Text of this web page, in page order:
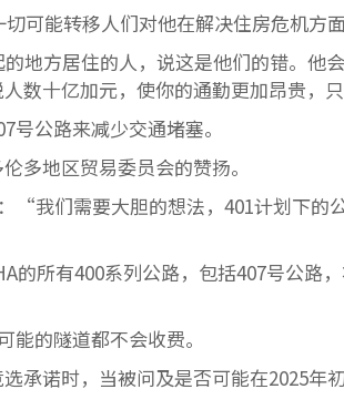
可能转移人们对他在解决住房危机方
地方居住的人，说这是他们的错。他
数十亿加元，使你的通勤更加昂贵，
公路来减少交通堵塞。
多地区贸易委员会的赞扬。
“我们需要大胆的想法，401计划下的
的所有400系列公路，包括407号公路
能的隧道都不会收费。
承诺时，当被问及是否可能在2025